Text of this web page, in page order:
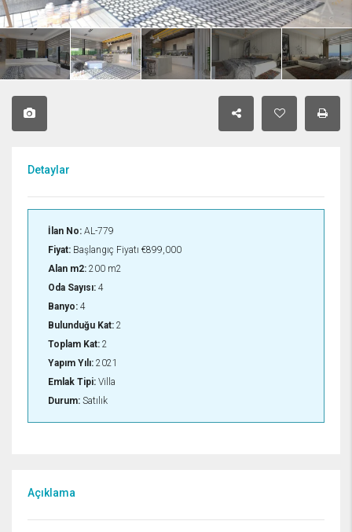
Detaylar
İlan No: AL-779
Fiyat: Başlangıç Fiyatı €899,000
Alan m2: 200 m2
Oda Sayısı: 4
Banyo: 4
Bulunduğu Kat: 2
Toplam Kat: 2
Yapım Yılı: 2021
Emlak Tipi: Villa
Durum: Satılık
Açıklama